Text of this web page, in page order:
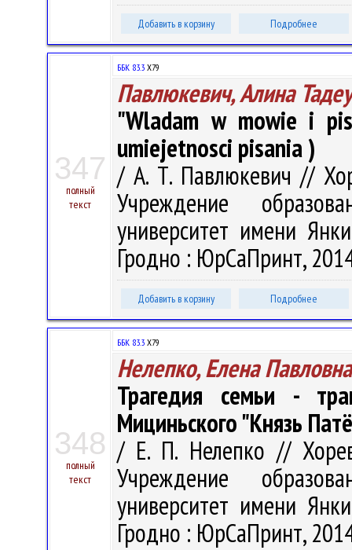
Добавить в корзину Подробнее
347
полный
текст
ББК 83.3 Х79
Павлюкевич, Алина
"Wladam w mowie i
umiejetnosci pisania )
/ А. Т. Павлюкевич //
Учреждение
университет имени
Гродно : ЮрСаПринт,
Добавить в корзину Подробнее
348
полный
текст
ББК 83.3 Х79
Нелепко, Елена Павловна
Трагедия семьи -
Мициньского "Князь
/ Е. П. Нелепко //
Учреждение
университет имени
Гродно : ЮрСаПринт,